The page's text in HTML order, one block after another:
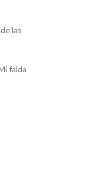
las
falda